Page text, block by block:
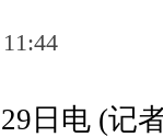
日电 (记